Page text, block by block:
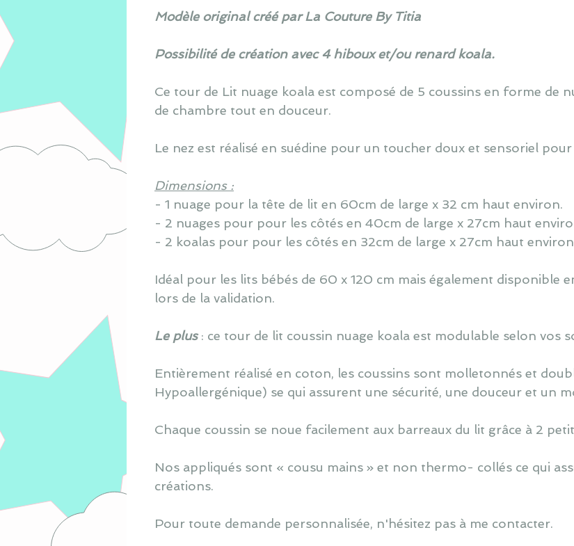
Modèle original créé par La Couture By Titia
Possibilité de création avec 4 hiboux et/ou renard koala.
Ce tour de Lit nuage koala est composé de 5 coussins en forme de
de chambre tout en douceur.
Le nez est réalisé en suédine pour un toucher doux et sensoriel pour
Dimensions :
- 1 nuage pour la tête de lit en 60cm de large x 32 cm haut environ.
- 2 nuages pour pour les côtés en 40cm de large x 27cm haut
- 2 koalas pour pour les côtés en 32cm de large x 27cm haut
Idéal pour les lits bébés de 60 x 120 cm mais également disponible
lors de la validation.
Le plus: ce tour de lit coussin nuage koala est modulable selon vos
Entièrement réalisé en coton, les coussins sont molletonnés et
Hypoallergénique) se qui assurent une sécurité, une douceur et un
Chaque coussin se noue facilement aux barreaux du lit grâce à 2
Nos appliqués sont « cousu mains » et non thermo- collés ce qui
créations.
Pour toute demande personnalisée, n'hésitez pas à me contacter.